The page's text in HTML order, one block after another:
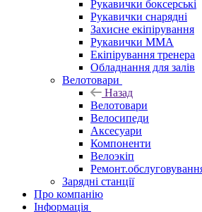
Рукавички боксерські
Рукавички снарядні
Захисне екіпірування
Рукавички ММА
Екіпірування тренера
Обладнання для залів
Велотовари
Назад
Велотовари
Велосипеди
Аксесуари
Компоненти
Велоэкіп
Зарядні станції
Про компанію
Інформація